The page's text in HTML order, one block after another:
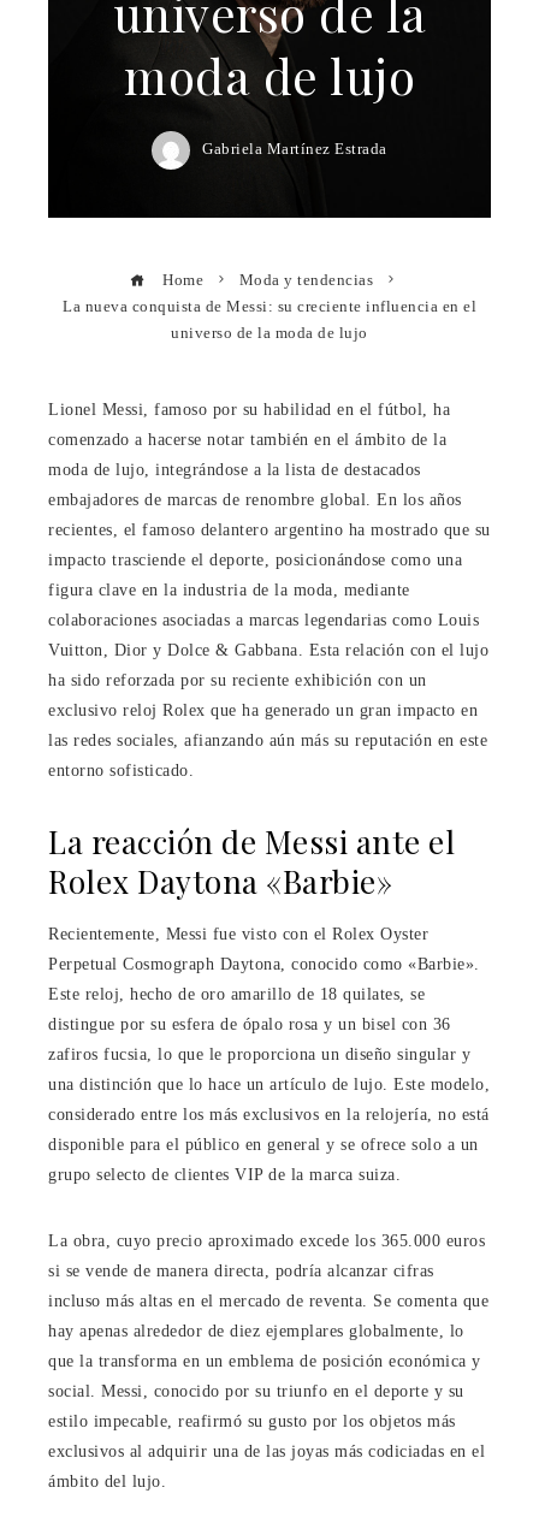
moda de lujo
Gabriela Martínez Estrada
Home
Moda y tendencias
La nueva conquista de Messi: su creciente influencia en el
universo de la moda de lujo
Lionel Messi, famoso por su habilidad en el fútbol, ha
comenzado a hacerse notar también en el ámbito de la
moda de lujo, integrándose a la lista de destacados
embajadores de marcas de renombre global. En los años
recientes, el famoso delantero argentino ha mostrado que su
impacto trasciende el deporte, posicionándose como una
figura clave en la industria de la moda, mediante
colaboraciones asociadas a marcas legendarias como Louis
Vuitton, Dior y Dolce & Gabbana. Esta relación con el lujo
ha sido reforzada por su reciente exhibición con un
exclusivo reloj Rolex que ha generado un gran impacto en
las redes sociales, afianzando aún más su reputación en este
entorno sofisticado.
La reacción de Messi ante el
Rolex Daytona «Barbie»
Recientemente, Messi fue visto con el Rolex Oyster
Perpetual Cosmograph Daytona, conocido como «Barbie».
Este reloj, hecho de oro amarillo de 18 quilates, se
distingue por su esfera de ópalo rosa y un bisel con 36
zafiros fucsia, lo que le proporciona un diseño singular y
una distinción que lo hace un artículo de lujo. Este modelo,
considerado entre los más exclusivos en la relojería, no está
disponible para el público en general y se ofrece solo a un
grupo selecto de clientes VIP de la marca suiza.
La obra, cuyo precio aproximado excede los 365.000 euros
si se vende de manera directa, podría alcanzar cifras
incluso más altas en el mercado de reventa. Se comenta que
hay apenas alrededor de diez ejemplares globalmente, lo
que la transforma en un emblema de posición económica y
social. Messi, conocido por su triunfo en el deporte y su
estilo impecable, reafirmó su gusto por los objetos más
exclusivos al adquirir una de las joyas más codiciadas en el
ámbito del lujo.